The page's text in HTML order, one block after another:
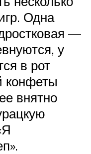
Одна
—
у
в рот
конфеты
внятно